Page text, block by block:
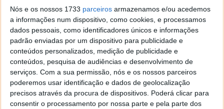
Nós e os nossos 1733 parceiros armazenamos e/ou acedemos
a informações num dispositivo, como cookies, e processamos
dados pessoais, como identificadores únicos e informações
padrão enviadas por um dispositivo para publicidade e
conteúdos personalizados, medição de publicidade e
conteúdos, pesquisa de audiências e desenvolvimento de
serviços. Com a sua permissão, nós e os nossos parceiros
poderemos usar identificação e dados de geolocalização
precisos através da procura de dispositivos. Poderá clicar para
consentir o processamento por nossa parte e pela parte dos
Depois desse reboot o vosso sistema irá arrancar
com toda a nova imagem do Windows 8, mas ao
efectuarem o login com o vosso utilizador vão
reparar que a interface Metro deixou de estar
disponível.